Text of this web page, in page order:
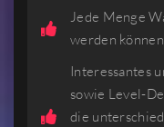
Jede Menge
werden
Interessantes
sowie Level-
die